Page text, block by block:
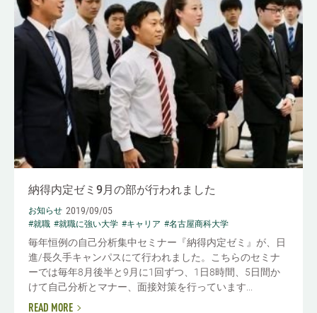
納得内定ゼミ9月の部が行われました
お知らせ 2019/09/05
#就職 #就職に強い大学 #キャリア #名古屋商科大学
毎年恒例の自己分析集中セミナー『納得内定ゼミ』が、日
進/長久手キャンパスにて行われました。こちらのセミナ
ーでは毎年8月後半と9月に1回ずつ、1日8時間、5日間か
けて自己分析とマナー、面接対策を行っています...
READ MORE